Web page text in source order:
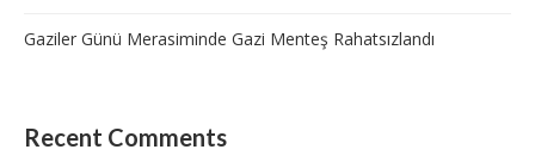
Gaziler Günü Merasiminde Gazi Menteş Rahatsızlandı
Recent Comments